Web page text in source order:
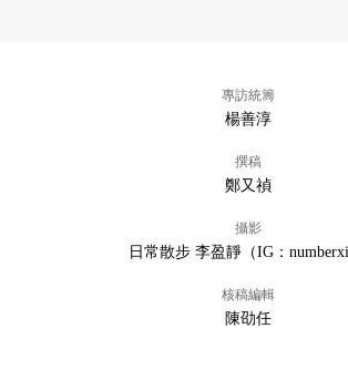
專訪統籌
楊善淳
撰稿
鄭又禎
攝影
日常散步 李盈靜（IG：
核稿編輯
陳劭任